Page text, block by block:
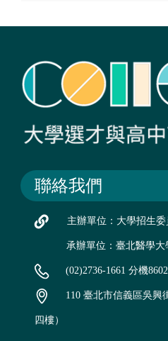
聯絡我們
主辦單位：大學招生
承辦單位：臺北醫學大
(02)2736-1661 分機
110 臺北市信義區吳興
四樓）